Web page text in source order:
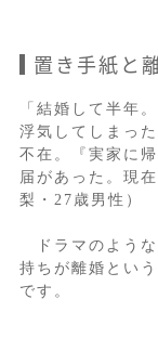
置き手紙と
「結婚して半年
浮気してしまっ
不在。『実家に
届があった。現
梨・27歳男性）
ドラマのよう
持ちが離婚とい
です。